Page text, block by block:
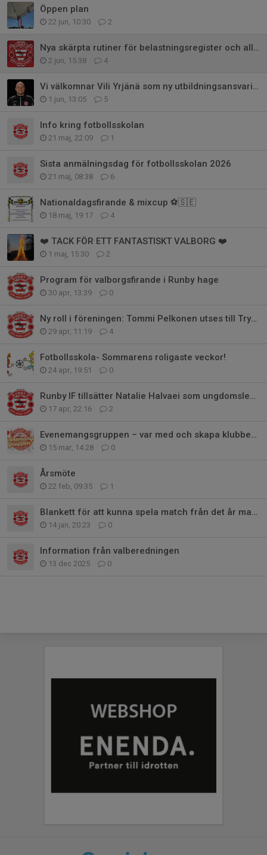
Öppen plan
22 jun, 10:30 2
Nya skärpta rutiner för belastningsregister och allmänna råd
2 jun, 15:38 4
Vi välkomnar Vili Yrjänä som ny utbildningsansvarig i Runby IF
1 jun, 13:05 5
Info kring fotbollsskolan
21 maj, 22:09 1
Sista anmälningsdag för fotbollsskolan 2026
21 maj, 08:38 6
Nationaldagsfirande & mixcup ⚽🇸🇪
18 maj, 19:17 4
❤️ TACK FÖR ETT FANTASTISKT VALBORG ❤️
1 maj, 15:30 2
Program för valborgsfirande i Runby hage
30 apr, 13:39 0
Ny roll i föreningen: Tommi Pelkonen utses till Trygghetssamordnare
29 apr, 11:19 4
Fotbollsskola- Sommarens roligaste veckor!
24 apr, 19:51 0
Runby IF tillsätter Natalie Halvaei som ungdomsledarsamordnare
17 apr, 22:16 2
Evenemangsgruppen – var med och skapa klubbens härliga evenemang
15 mar, 14:28 0
Årsmöte
22 feb, 09:35 1
Blankett för att kunna spela match från det år man fyller 9år
14 jan, 20:23 0
Information från valberedningen
13 dec 2025 0